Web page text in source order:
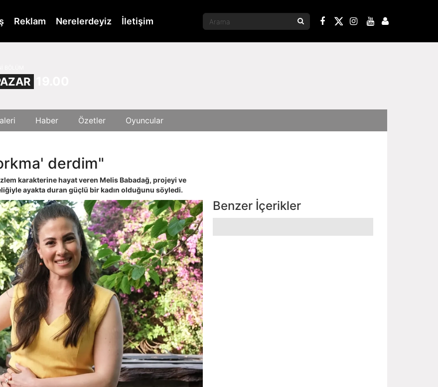
Reklam Nerelerdeyiz İletişim
Haber Özetler Oyuncular
derdim"
karakterine hayat veren Melis Babadağ, projeyi ve
ayakta duran güçlü bir kadın olduğunu söyledi.
Benzer İçerikler